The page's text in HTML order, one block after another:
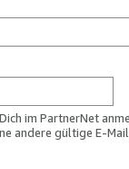
im PartnerNet
andere gültige E-